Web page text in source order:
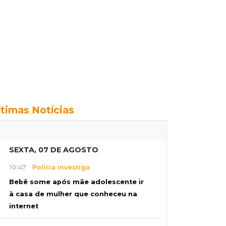
Notícias
SEXTA, 07 DE AGOSTO
10:47 Polícia investiga
Bebê some após mãe adolescente ir
à casa de mulher que conheceu na
internet